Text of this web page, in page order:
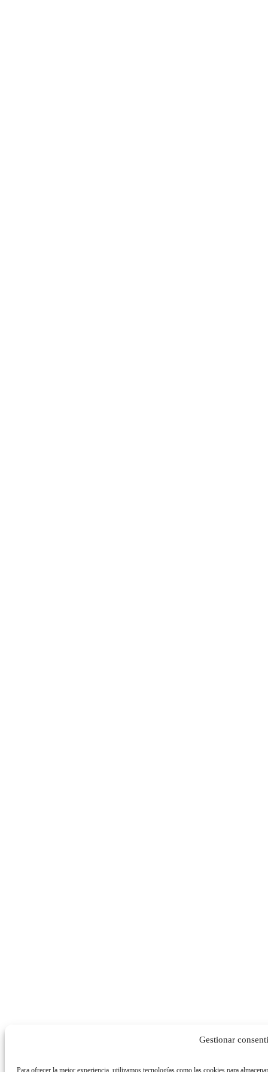
Gestionar
Para ofrecer la mejor experiencia, utilizamos tecnologías como las cookies para